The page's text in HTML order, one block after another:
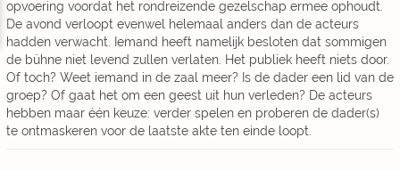
opvoering voordat het rondreizende gezelschap ermee ophoudt.
De avond verloopt evenwel helemaal anders dan de acteurs
hadden verwacht. Iemand heeft namelijk besloten dat sommigen
de bühne niet levend zullen verlaten. Het publiek heeft niets door.
Of toch? Weet iemand in de zaal meer? Is de dader een lid van de
groep? Of gaat het om een geest uit hun verleden? De acteurs
hebben maar één keuze: verder spelen en proberen de dader(s)
te ontmaskeren voor de laatste akte ten einde loopt.